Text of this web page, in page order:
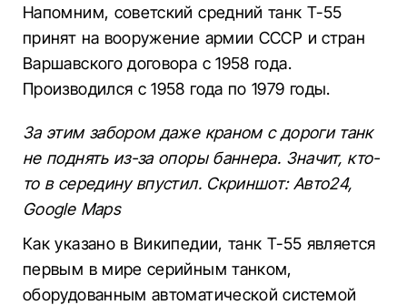
Напомним, советский средний танк Т-55
принят на вооружение армии СССР и стран
Варшавского договора с 1958 года.
Производился с 1958 года по 1979 годы.
За этим забором даже краном с дороги танк
не поднять из-за опоры баннера. Значит, кто-
то в середину впустил. Скриншот: Авто24,
Google Maps
Как указано в Википедии, танк Т-55 является
первым в мире серийным танком,
оборудованным автоматической системой